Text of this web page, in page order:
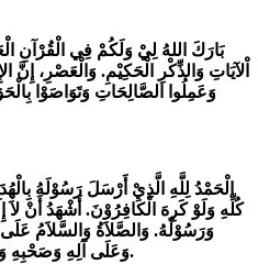
بَارَكَ اللهُ لِيْ وَلَكُمْ فِي الْقُرْآنِ
اْلآيَاتِ وَالذِّكْرِ الْحَكِيْمِ. وَالْعَصْرِ، إِنَّ
وَعَمِلُوا الصَّالِحَاتِ وَتَوَاصَوْا
الْحَمْدُ لِلَّهِ الَّذِيْ أَرْسَلَ رَسُوْلَهُ
كُلِّهِ وَلَوْ كَرِهَ الْكَافِرُوْنَ. أَشْهَدُ أَنْ لاَ
وَرَسُوْلُهُ. وَالصَّلاَةُ وَالسَّلاَمُ
وَعَلَى آلِهِ وَصَحْبِهِ وَمَنْ تَبِعَهُمْ بِإِحْسَانٍ إِلَى يَوْمِ الدِّيْنِ.